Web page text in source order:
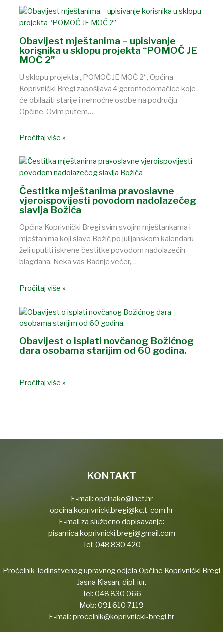
Obavijest mještanima – upisivanje
korisnika u sklopu projekta “POMOĆ JE
MOĆ 2”
U sklopu projekta „POMOĆ JE MOĆ 2“, Općina
Koprivnički Bregi zapošljava 4 gerontodomaćice koje
će obilaziti starije i nemoćne osobe na području
Općine. Ovim putem…
Pročitaj više »
Čestitka mještanima pravoslavne
vjeroispovijesti povodom nadolazećeg
slavlja Božića
Općina Koprivnički Bregi svim svojim mještankama i
mještanima koji slave Božić po julijanskom kalendaru
želi uputiti iskrene čestitke povodom nadolazećih
blagdana. Neka vas Badnje večer,…
Pročitaj više »
Obavijest o isplati novčanog Božićnog
dara osobama starijim od 60 godina.
Pročitaj više »
KONTAKT
E-mail: opcinako@inet.hr
opcina.koprivnicki.bregi@kc.t-com.hr
E-mail za službeno dopisavanje:
pisarnica.koprivnicki.bregi@gmail.com
Tel: 048 830 420
Pročelnik Jedinstvenog upravnog odjela Općine Koprivnički Bregi
Jasna Klasan, dipl. iur.
Tel: 048 830 066
Mob: 091 610 7119
E-mail: procelnik@koprivnicki-bregi.hr